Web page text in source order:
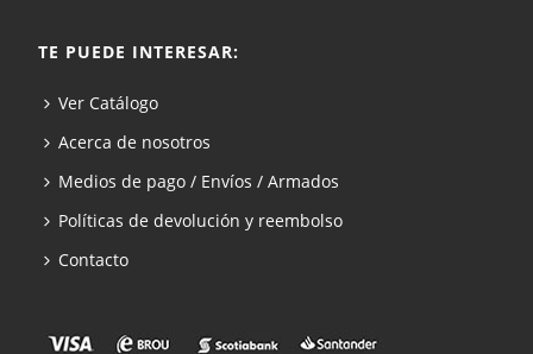
TE PUEDE INTERESAR:
Ver Catálogo
Acerca de nosotros
Medios de pago / Envíos / Armados
Políticas de devolución y reembolso
Contacto